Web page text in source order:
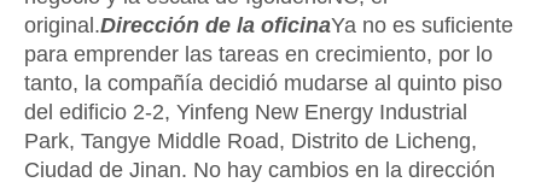
original.Dirección de la oficinaYa no es suficiente
para emprender las tareas en crecimiento, por lo
tanto, la compañía decidió mudarse al quinto piso
del edificio 2-2, Yinfeng New Energy Industrial
Park, Tangye Middle Road, Distrito de Licheng,
Ciudad de Jinan. No hay cambios en la dirección